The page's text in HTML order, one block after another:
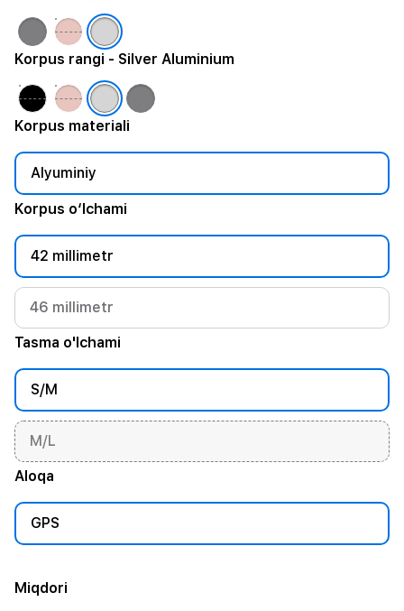
Korpus materiali
Alyuminiy
Korpus o‘lchami
42 millimetr
46 millimetr
Tasma o'lchami
S/M
M/L
Korpus rangi - Silver Aluminium
Aloqa
GPS
Miqdori